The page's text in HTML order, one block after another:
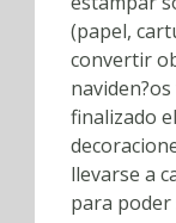
(papel,
convertir
finalizado
llevarse a
para poder